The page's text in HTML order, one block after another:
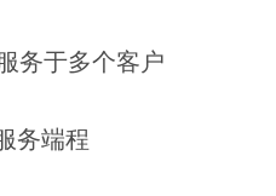
务于多个客户
务端程